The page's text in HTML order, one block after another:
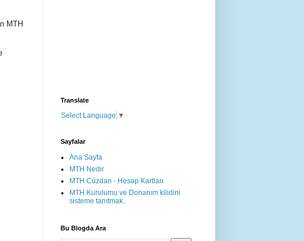
MTH
Translate
Select Language ▼
Sayfalar
Ana Sayfa
MTH Nedir
MTH Cüzdan - Hesap Kartları
MTH Kurulumu ve Donanım kilidini
sisteme tanıtmak..
Bu Blogda Ara